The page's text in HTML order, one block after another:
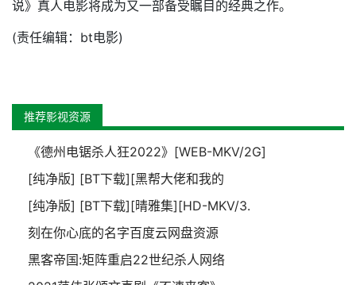
说》真人电影将成为又一部备受瞩目的经典之作。
(责任编辑：bt电影)
推荐影视资源
《德州电锯杀人狂2022》[WEB-MKV/2G]
[纯净版] [BT下载][黑帮大佬和我的
[纯净版] [BT下载][晴雅集][HD-MKV/3.
刻在你心底的名字百度云网盘资源
黑客帝国:矩阵重启22世纪杀人网络